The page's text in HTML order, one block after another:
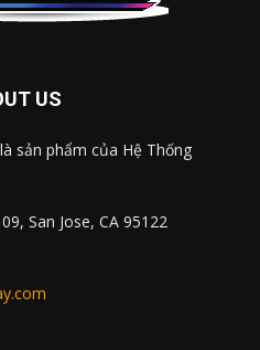
US
là sản phẩm của Hệ Thống
San Jose, CA 95122